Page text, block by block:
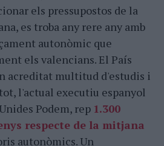
els pressupostos de la
es troba any rere any amb
autonòmic que
els valencians. El País
acreditat multitud d'estudis i
l'actual executiu espanyol
Podem, rep 1.300
respecte de la mitjana
autonòmics. Un